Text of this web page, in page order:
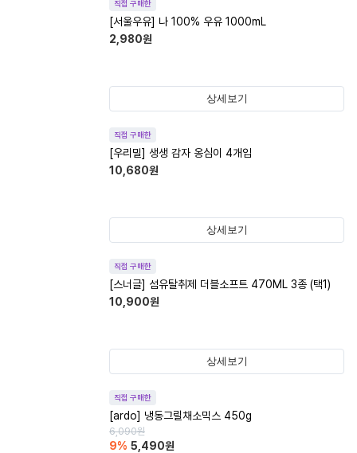
직접 구매한
[서울우유] 나 100% 우유 1000mL
2,980원
상세보기
직접 구매한
[우리밀] 생생 감자 옹심이 4개입
10,680원
상세보기
직접 구매한
[스너글] 섬유탈취제 더블소프트 470ML 3종 (택1)
10,900원
상세보기
직접 구매한
[ardo] 냉동그릴채소믹스 450g
6,090원
9% 5,490원